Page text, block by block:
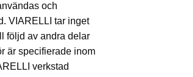
och
VIARELLI tar inget
följd av andra delar
är specifierade inom
verkstad